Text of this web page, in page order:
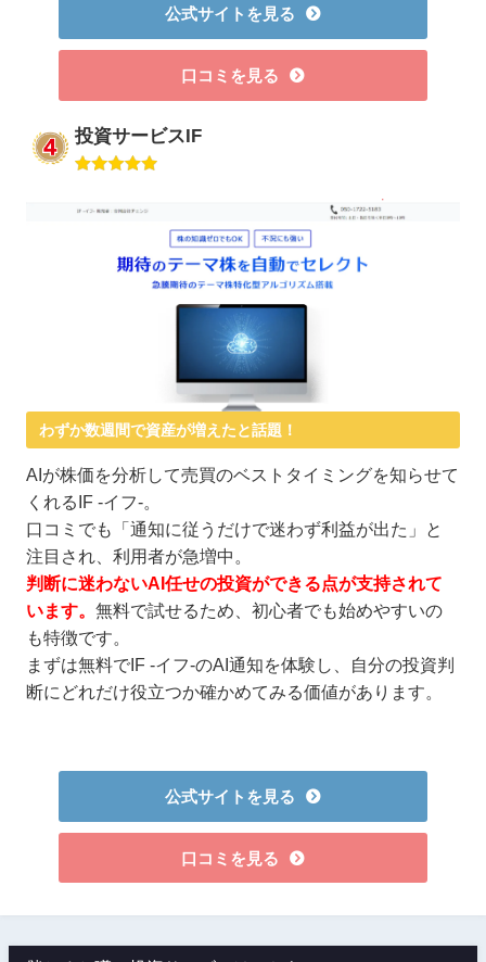
公式サイトを見る
口コミを見る
投資サービスIF
わずか数週間で資産が増えたと話題！
AIが株価を分析して売買のベストタイミングを知らせて
くれるIF -イフ-。
口コミでも「通知に従うだけで迷わず利益が出た」と
注目され、利用者が急増中。
判断に迷わないAI任せの投資ができる点が支持されて
います。無料で試せるため、初心者でも始めやすいの
も特徴です。
まずは無料でIF -イフ-のAI通知を体験し、自分の投資判
断にどれだけ役立つか確かめてみる価値があります。
公式サイトを見る
口コミを見る